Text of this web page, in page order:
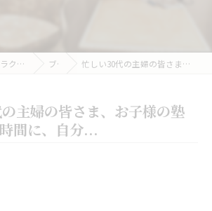
愛知県岡崎市のリラクゼーションならMUCHA SUERTE ブログ 忙しい30代の主婦の皆さま、お子様の塾の迎え待ち時間に、自分...
主婦の皆さま、お子様の塾
間に、自分...